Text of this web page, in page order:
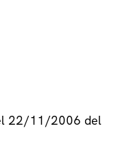
22/11/2006 del